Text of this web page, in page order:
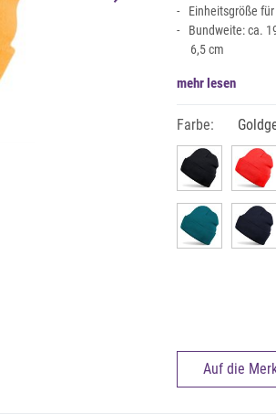
Einheitsgröße
Bundweite: ca.
6,5 cm
mehr lesen
Farbe:
Auf die